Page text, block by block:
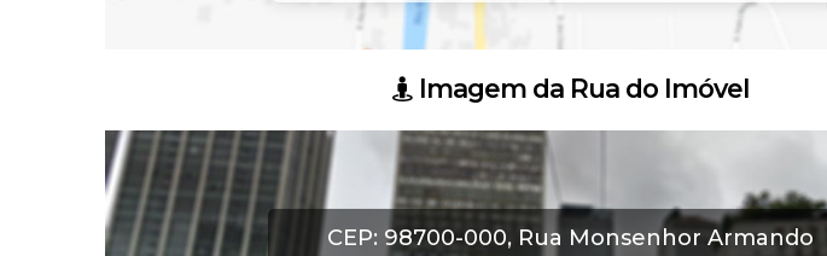
Imagem da Rua do Imóvel
CEP: 98700-000, Rua Monsenhor Armando